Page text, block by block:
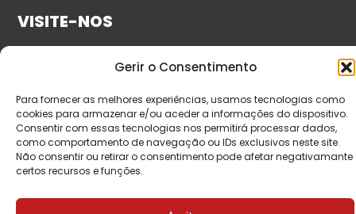
Gerir o Consentimento
Para fornecer as melhores experiências, usamos tecnologias como
cookies para armazenar e/ou aceder a informações do dispositivo.
Consentir com essas tecnologias nos permitirá processar dados,
como comportamento de navegação ou IDs exclusivos neste site.
Não consentir ou retirar o consentimento pode afetar negativamante
certos recursos e funções.
VISITE-NOS
© Copyright 2026 Saída de Emergência. Todos os
direitos reservados.